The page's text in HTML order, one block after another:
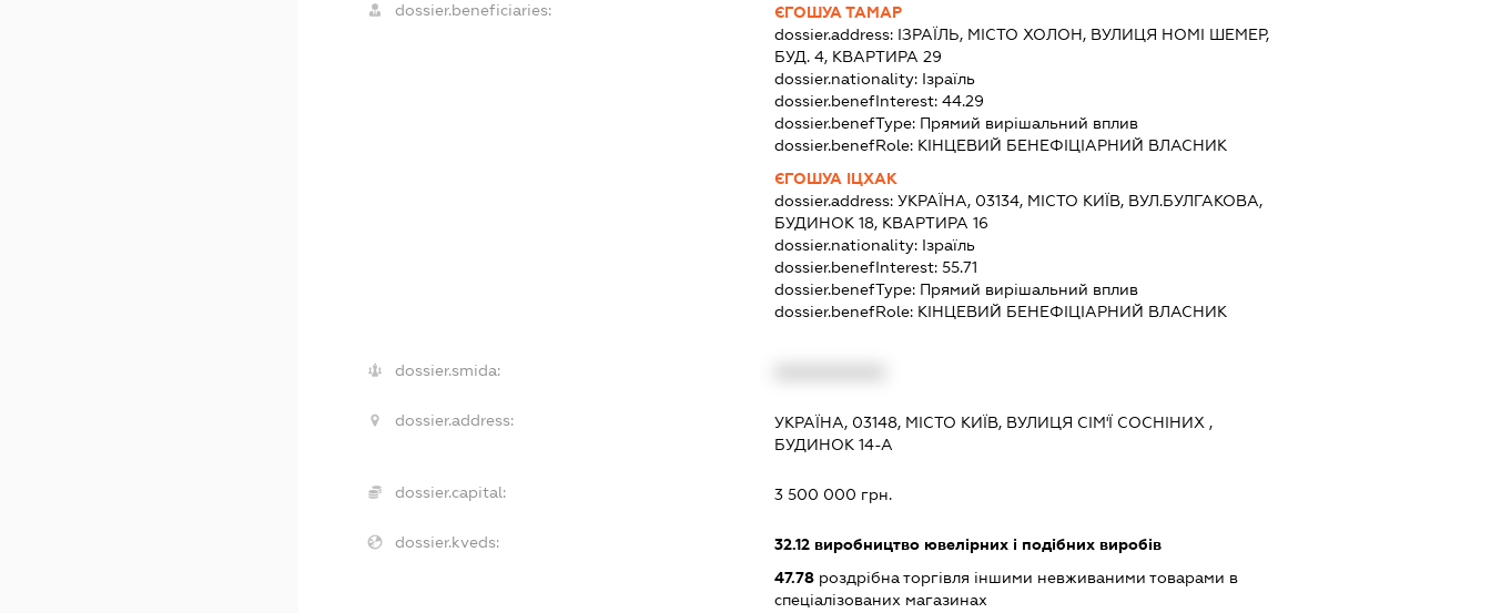
dossier.beneficiaries:
ЄГОШУА ТАМАР
dossier.address: ІЗРАЇЛЬ, МІСТО ХОЛОН, ВУЛИЦЯ НОМІ ШЕМЕР,
БУД. 4, КВАРТИРА 29
dossier.nationality: Ізраїль
dossier.benefInterest:44.29
dossier.benefType: Прямий вирішальний вплив
dossier.benefRole: КІНЦЕВИЙ БЕНЕФІЦІАРНИЙ ВЛАСНИК
ЄГОШУА ІЦХАК
dossier.address:УКРАЇНА, 03134, МІСТО КИЇВ, ВУЛ.БУЛГАКОВА,
БУДИНОК 18, КВАРТИРА 16
dossier.nationality: Ізраїль
dossier.benefInterest:55.71
dossier.benefType: Прямий вирішальний вплив
dossier.benefRole: КІНЦЕВИЙ БЕНЕФІЦІАРНИЙ ВЛАСНИК
dossier.smida:
dossier.address:
УКРАЇНА, 03148, МІСТО КИЇВ, ВУЛИЦЯ СІМ'Ї СОСНІНИХ ,
БУДИНОК 14-А
dossier.capital: 3 500 000 грн.
dossier.kveds: 32.12 виробництво ювелірних і подібних виробів
47.78 роздрібна торгівля іншими невживаними товарами в
спеціалізованих магазинах